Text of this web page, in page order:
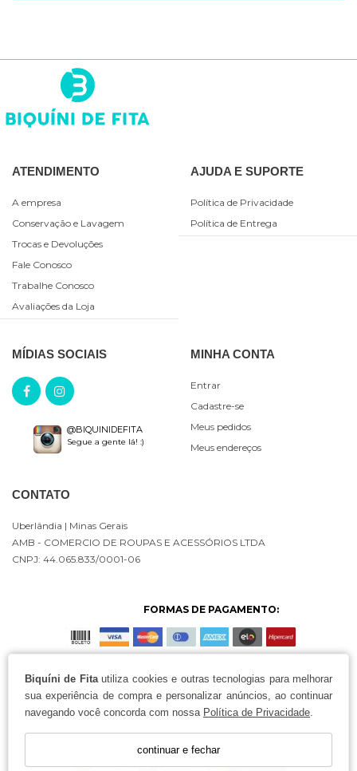
Biquíni de Fitautiliza cookies e outras tecnologias para melhorar
sua experiência de compra e personalizar anúncios, ao continuar
navegando você concorda com nossa Política de Privacidade.
continuar e fechar
ATENDIMENTO
A empresa
Conservação e Lavagem
Trocas e Devoluções
Fale Conosco
Trabalhe Conosco
Avaliações da Loja
AJUDA E SUPORTE
Política de Privacidade
Política de Entrega
MÍDIAS SOCIAIS
@BIQUINIDEFITA
Segue a gente lá! :)
MINHA CONTA
Entrar
Cadastre-se
Meus pedidos
Meus endereços
CONTATO
Uberlândia | Minas Gerais
AMB - COMERCIO DE ROUPAS E ACESSÓRIOS LTDA
CNPJ: 44.065.833/0001-06
FORMAS DE PAGAMENTO: